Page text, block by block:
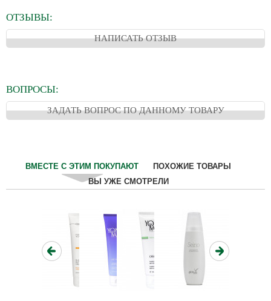
ОТЗЫВЫ:
НАПИСАТЬ ОТЗЫВ
ВОПРОСЫ:
ЗАДАТЬ ВОПРОС ПО ДАННОМУ ТОВАРУ
ВМЕСТЕ С ЭТИМ ПОКУПАЮТ
ПОХОЖИЕ ТОВАРЫ
ВЫ УЖЕ СМОТРЕЛИ